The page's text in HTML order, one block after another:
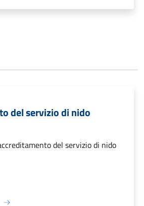
del servizio di nido
del servizio di nido